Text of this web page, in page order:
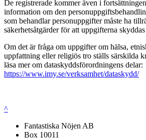
De registrerade kommer även i
information om den
som behandlar personuppgifter måste ha
säkerhetsåtgärder för att uppgifterna
Om det är fråga om uppgifter om hälsa,
uppfattning eller religiös tro ställs särskilda
läsa mer om dataskyddsförordningens delar:
https://www.imy.se/verksamhet/dataskydd/
^
Fantastiska Nöjen AB
Box 10011